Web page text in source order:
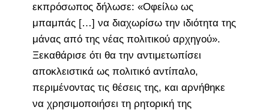
εκπρόσωπος δήλωσε: «Οφείλω ως
μπαμπάς […] να διαχωρίσω την ιδιότητα της
μάνας από της νέας πολιτικού αρχηγού».
Ξεκαθάρισε ότι θα την αντιμετωπίσει
αποκλειστικά ως πολιτικό αντίπαλο,
περιμένοντας τις θέσεις της, και αρνήθηκε
να χρησιμοποιήσει τη ρητορική της